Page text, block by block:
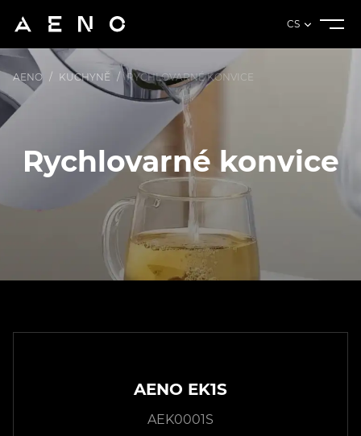
CS
AENO / KUCHYNĚ / RYCHLOVARNÉ KONVICE
Rychlovarné konvice
AENO EK1S
AEK0001S